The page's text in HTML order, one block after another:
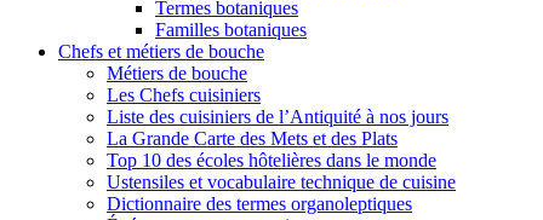
Termes botaniques
Familles botaniques
Chefs et métiers de bouche
Métiers de bouche
Les Chefs cuisiniers
Liste des cuisiniers de l’Antiquité à nos jours
La Grande Carte des Mets et des Plats
Top 10 des écoles hôtelières dans le monde
Ustensiles et vocabulaire technique de cuisine
Dictionnaire des termes organoleptiques